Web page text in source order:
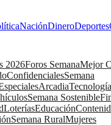
NaciónDineroDeportes
2026Foros SemanaMejor
ConfidencialesSemana
ArcadiaTecnología
Semana Sostenible
LoteríasEducación
Semana RuralMujeres